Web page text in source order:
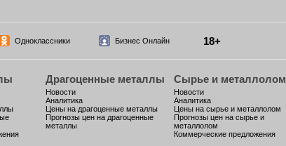
Одноклассники Бизнес Онлайн 18+
Драгоценные металлы
Новости
Аналитика
Цены на драгоценные металлы
Прогнозы цен на драгоценные
металлы
Сырье и металлолом
Новости
Аналитика
Цены на сырье и металлолом
Прогнозы цен на сырье и
металлолом
Коммерческие предложения